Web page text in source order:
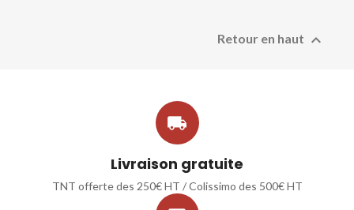
Retour en haut 

Livraison gratuite
TNT offerte des 250€ HT / Colissimo des 500€ HT